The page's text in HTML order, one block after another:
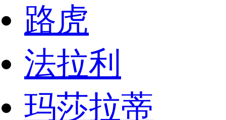
路虎
法拉利
玛莎拉蒂